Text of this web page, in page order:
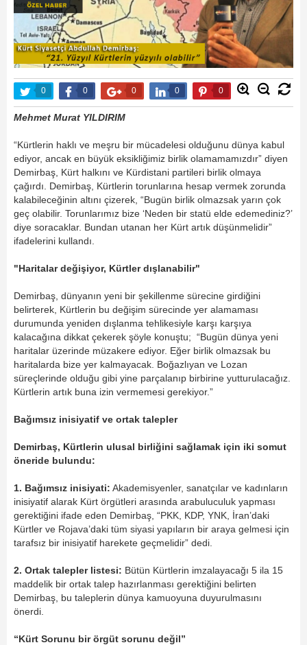
0 0 0 0 0
Mehmet Murat YILDIRIM
“Kürtlerin haklı ve meşru bir mücadelesi olduğunu dünya kabul
ediyor, ancak en büyük eksikliğimiz birlik olamamamızdır” diyen
Demirbaş, Kürt halkını ve Kürdistani partileri birlik olmaya
çağırdı. Demirbaş, Kürtlerin torunlarına hesap vermek zorunda
kalabileceğinin altını çizerek, “Bugün birlik olmazsak yarın çok
geç olabilir. Torunlarımız bize ‘Neden bir statü elde edemediniz?’
diye soracaklar. Bundan utanan her Kürt artık düşünmelidir”
ifadelerini kullandı.
"Haritalar değişiyor, Kürtler dışlanabilir"
Demirbaş, dünyanın yeni bir şekillenme sürecine girdiğini
belirterek, Kürtlerin bu değişim sürecinde yer alamaması
durumunda yeniden dışlanma tehlikesiyle karşı karşıya
kalacağına dikkat çekerek şöyle konuştu; “Bugün dünya yeni
haritalar üzerinde müzakere ediyor. Eğer birlik olmazsak bu
haritalarda bize yer kalmayacak. Boğazlıyan ve Lozan
süreçlerinde olduğu gibi yine parçalanıp birbirine yutturulacağız.
Kürtlerin artık buna izin vermemesi gerekiyor.”
Bağımsız inisiyatif ve ortak talepler
Demirbaş, Kürtlerin ulusal birliğini sağlamak için iki somut
öneride bulundu:
1. Bağımsız inisiyati: Akademisyenler, sanatçılar ve kadınların
inisiyatif alarak Kürt örgütleri arasında arabuluculuk yapması
gerektiğini ifade eden Demirbaş, “PKK, KDP, YNK, İran’daki
Kürtler ve Rojava’daki tüm siyasi yapıların bir araya gelmesi için
tarafsız bir inisiyatif harekete geçmelidir” dedi.
2. Ortak talepler listesi: Bütün Kürtlerin imzalayacağı 5 ila 15
maddelik bir ortak talep hazırlanması gerektiğini belirten
Demirbaş, bu taleplerin dünya kamuoyuna duyurulmasını
önerdi.
“Kürt Sorunu bir örgüt sorunu değil”